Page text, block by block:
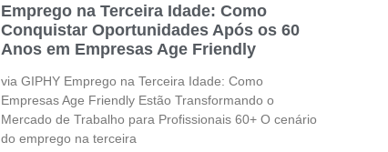
Emprego na Terceira Idade: Como
Conquistar Oportunidades Após os 60
Anos em Empresas Age Friendly
via GIPHY Emprego na Terceira Idade: Como
Empresas Age Friendly Estão Transformando o
Mercado de Trabalho para Profissionais 60+ O cenário
do emprego na terceira